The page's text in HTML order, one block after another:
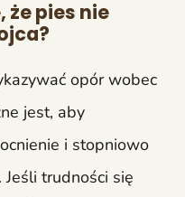
że pies nie
opór wobec
jest, aby
i stopniowo
trudności się